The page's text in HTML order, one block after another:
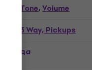
Tone,Volume
3 Way, Pickups
да